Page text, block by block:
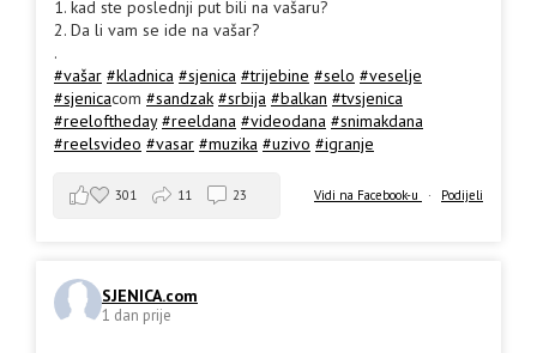
1. kad ste poslednji put bili na vašaru?
2. Da li vam se ide na vašar?
.
#vašar #kladnica #sjenica #trijebine #selo #veselje
#sjenicacom #sandzak #srbija #balkan #tvsjenica
#reeloftheday #reeldana #videodana #snimakdana
#reelsvideo #vasar #muzika #uzivo #igranje
Vidi na Facebook-u · Podijeli
301 11 23
SJENICA.com
1 dan prije